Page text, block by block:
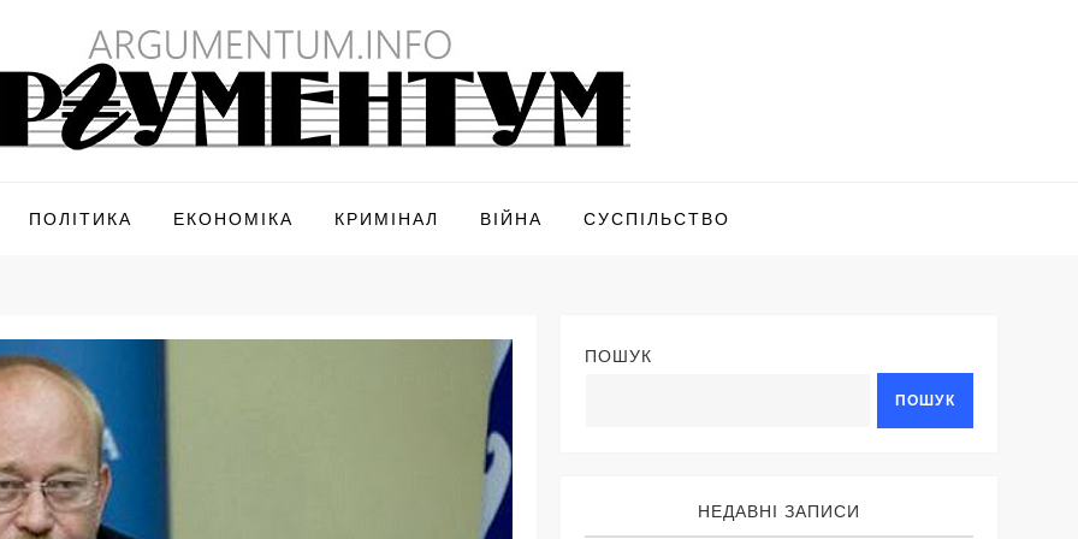
ПОЛІТИКА ЕКОНОМІКА КРИМІНАЛ ВІЙНА СУСПІЛЬСТВО
ПОШУК
ПОШУК
НЕДАВНІ ЗАПИСИ